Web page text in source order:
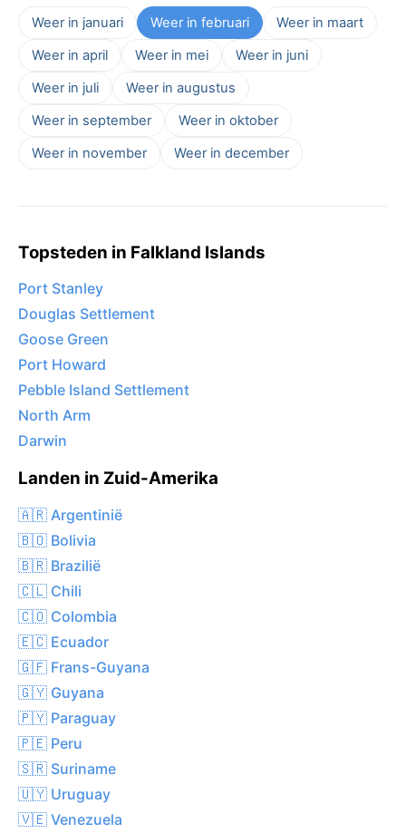
Weer in januari Weer in februari
Weer in maart
Weer in april
Weer in mei
Weer in juni
Weer in juli
Weer in augustus
Weer in september
Weer in oktober
Weer in november
Weer in december
Topsteden in Falkland Islands
Port Stanley
Douglas Settlement
Goose Green
Port Howard
Pebble Island Settlement
North Arm
Darwin
Landen in Zuid-Amerika
🇦🇷 Argentinië
🇧🇴 Bolivia
🇧🇷 Brazilië
🇨🇱 Chili
🇨🇴 Colombia
🇪🇨 Ecuador
🇬🇫 Frans-Guyana
🇬🇾 Guyana
🇵🇾 Paraguay
🇵🇪 Peru
🇸🇷 Suriname
🇺🇾 Uruguay
🇻🇪 Venezuela